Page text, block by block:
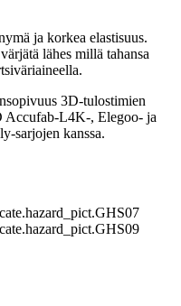
ja korkea elastisuus.
lähes millä tahansa
3D-tulostimien
Accufab-L4K-, Elegoo- ja
sarjojen kanssa.